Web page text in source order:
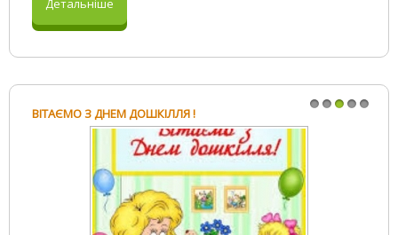
Детальніше
ВІТАЄМО З ДНЕМ ДОШКІЛЛЯ !